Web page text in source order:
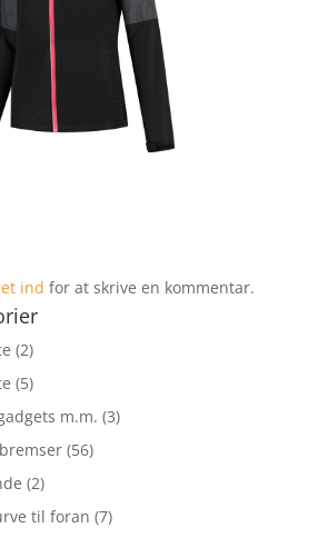
ind for at skrive en kommentar.
(2)
(5)
m.m. (3)
(56)
(2)
til foran (7)